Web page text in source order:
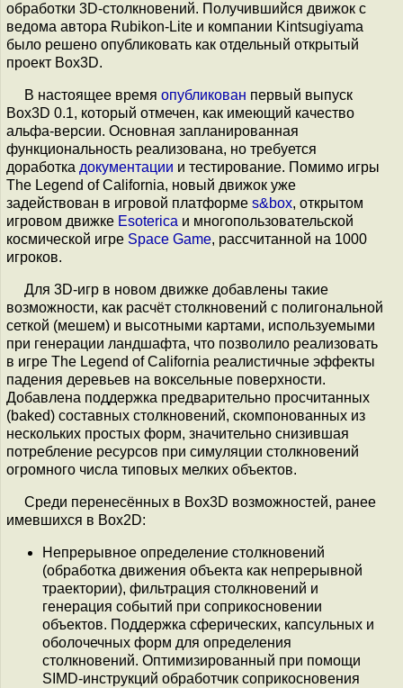
обработки 3D-столкновений. Получившийся движок с
ведома автора Rubikon-Lite и компании Kintsugiyama
было решено опубликовать как отдельный открытый
проект Box3D.
В настоящее время опубликован первый выпуск
Box3D 0.1, который отмечен, как имеющий качество
альфа-версии. Основная запланированная
функциональность реализована, но требуется
доработка документации и тестирование. Помимо игры
The Legend of California, новый движок уже
задействован в игровой платформе s&box, открытом
игровом движке Esoterica и многопользовательской
космической игре Space Game, рассчитанной на 1000
игроков.
Для 3D-игр в новом движке добавлены такие
возможности, как расчёт столкновений с полигональной
сеткой (мешем) и высотными картами, используемыми
при генерации ландшафта, что позволило реализовать
в игре The Legend of California реалистичные эффекты
падения деревьев на воксельные поверхности.
Добавлена поддержка предварительно просчитанных
(baked) составных столкновений, скомпонованных из
нескольких простых форм, значительно снизившая
потребление ресурсов при симуляции столкновений
огромного числа типовых мелких объектов.
Среди перенесённых в Box3D возможностей, ранее
имевшихся в Box2D:
Непрерывное определение столкновений
(обработка движения объекта как непрерывной
траектории), фильтрация столкновений и
генерация событий при соприкосновении
объектов. Поддержка сферических, капсульных и
оболочечных форм для определения
столкновений. Оптимизированный при помощи
SIMD-инструкций обработчик соприкосновения